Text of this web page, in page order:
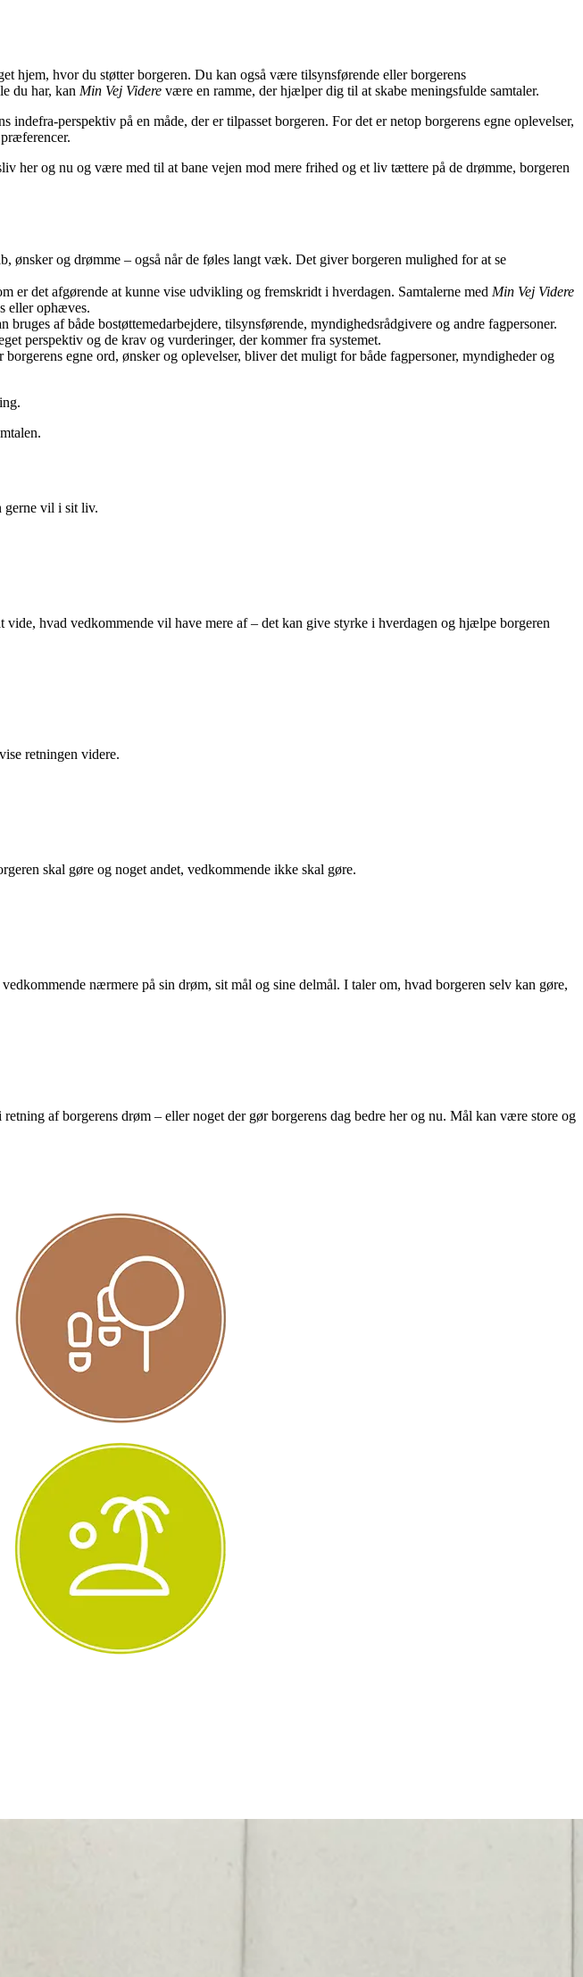
hjem, hvor du støtter borgeren. Du kan også være tilsynsførende eller borgerens
du har, kan Min Vej Videre være en ramme, der hjælper dig til at skabe meningsfulde samtaler.
indefra-perspektiv på en måde, der er tilpasset borgeren. For det er netop borgerens egne oplevelser,
her og nu og være med til at bane vejen mod mere frihed og et liv tættere på de drømme, borgeren
ønsker og drømme – også når de føles langt væk. Det giver borgeren mulighed for at se
er det afgørende at kunne vise udvikling og fremskridt i hverdagen. Samtalerne med Min Vej Videre
eller ophæves.
af både bostøttemedarbejdere, tilsynsførende, myndighedsrådgivere og andre fagpersoner.
perspektiv og de krav og vurderinger, der kommer fra systemet.
borgerens egne ord, ønsker og oplevelser, bliver det muligt for både fagpersoner, myndigheder og
gerne vil i sit liv.
hvad vedkommende vil have mere af – det kan give styrke i hverdagen og hjælpe borgeren
retningen videre.
skal gøre og noget andet, vedkommende ikke skal gøre.
nærmere på sin drøm, sit mål og sine delmål. I taler om, hvad borgeren selv kan gøre,
af borgerens drøm – eller noget der gør borgerens dag bedre her og nu. Mål kan være store og